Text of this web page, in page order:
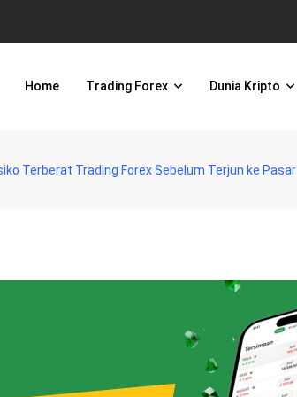
Home Trading Forex Dunia Kripto
Terberat Trading Forex Sebelum Terjun ke Pasar